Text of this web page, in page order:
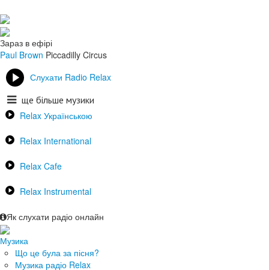
Зараз в ефірі
Paul Brown Piccadilly Circus
Слухати Radio Relax
ще більше музики
Relax Українською
Relax International
Relax Cafe
Relax Instrumental
Як слухати радіо онлайн
Музика
Що це була за пісня?
Музика радіо Relax